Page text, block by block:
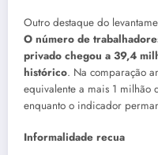
Outro destaque do
O número de
privado chegou a 39,4
histórico. Na comparação
equivalente a mais 1 milhão
enquanto o indicador
Informalidade recua